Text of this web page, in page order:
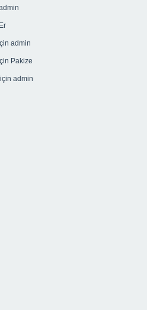
Er
admin
Pakize
admin